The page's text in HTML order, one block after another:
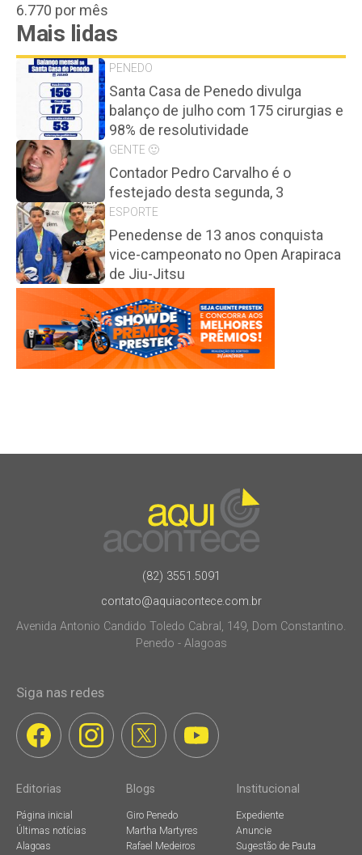
6.770 por mês
Mais lidas
PENEDO
Santa Casa de Penedo divulga
balanço de julho com 175 cirurgias e
98% de resolutividade
GENTE 🙂
Contador Pedro Carvalho é o
festejado desta segunda, 3
ESPORTE
Penedense de 13 anos conquista
vice-campeonato no Open Arapiraca
de Jiu-Jitsu
(82) 3551.5091
contato@aquiacontece.com.br
Avenida Antonio Candido Toledo Cabral, 149, Dom Constantino.
Penedo - Alagoas
Siga nas redes
Editorias
Página inicial
Últimas notícias
Alagoas
Blogs
Giro Penedo
Martha Martyres
Rafael Medeiros
Institucional
Expediente
Anuncie
Sugestão de Pauta